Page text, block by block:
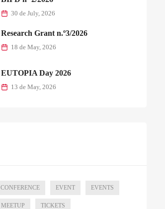
30 de July, 2026
Research Grant n.º3/2026
18 de May, 2026
EUTOPIA Day 2026
13 de May, 2026
CONFERENCE EVENT EVENTS
MEETUP TICKETS